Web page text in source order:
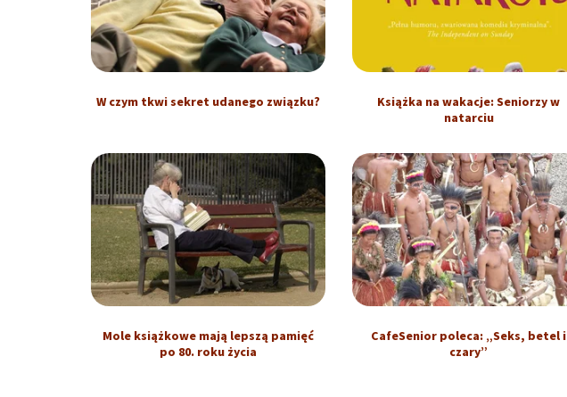
W czym tkwi sekret udanego związku?
Książka na wakacje: Seniorzy w
natarciu
Mole książkowe mają lepszą pamięć
po 80. roku życia
CafeSenior poleca: „Seks, betel i
czary”